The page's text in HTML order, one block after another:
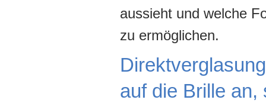
aussieht und welche
zu ermöglichen.
auf die Brille